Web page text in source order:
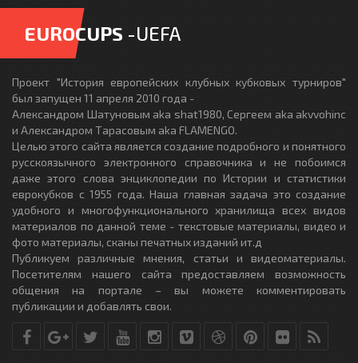
EUROCUPS -UEFA
Проект "История европейских клубных кубковых турниров"
был запущен 11 апреля 2010 года -
Александром Шатуновым aka shat1980, Сергеем aka akvvohinc
и Александром Тарасовым aka FLAMENGO.
Целью этого сайта является создание подробного и понятного
русскоязычного электронного справочника и не побоимся
даже этого слова энциклопедии по Истории и статистики
еврокубков с 1955 года. Наша главная задача это создание
удобного и многофункционального хранилища всех видов
материалов по данной теме - текстовые материалы, видео и
фото материалы, сканы печатных изданий ит.д
Публикуем различные мнения, статьи и видеоматериалы.
Посетителям нашего сайта предоставляем возможность
общения на портале – вы можете комментировать
публикации и добавлять свои.